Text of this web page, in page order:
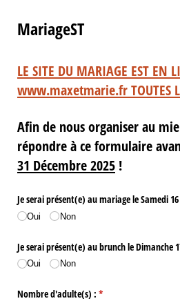
MariageST
LE SITE DU MARIAGE EST EN
www.maxetmarie.fr TOUTES
Afin de nous organiser au
répondre à ce formulaire
31 Décembre 2025 !
Je serai présent(e) au mariage le Samedi
Oui Non
Je serai présent(e) au brunch le Dimanche
Oui Non
Nombre d'adulte(s) : *
(requis)